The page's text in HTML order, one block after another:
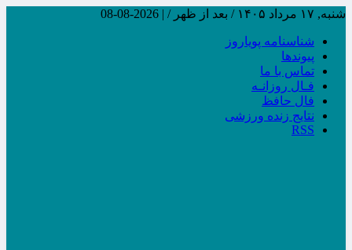
شنبه, ۱۷ مرداد ۱۴۰۵ / بعد از ظهر / |
2026-08-08
شناسنامه پویاروز
پیوندها
تماس با ما
فـال روزانـه
فال حافظ
نتایج زنده ورزشی
RSS